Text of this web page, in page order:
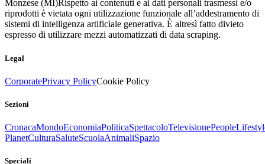
Monzese (MI)Rispetto ai contenuti e ai dati personali trasmessi e/o
riprodotti è vietata ogni utilizzazione funzionale all’addestramento di
sistemi di intelligenza artificiale generativa. È altresì fatto divieto
espresso di utilizzare mezzi automatizzati di data scraping.
Legal
CorporatePrivacy PolicyCookie Policy
Sezioni
CronacaMondoEconomiaPoliticaSpettacoloTelevisionePeople
PlanetCulturaSaluteScuolaAnimaliSpazio
Speciali